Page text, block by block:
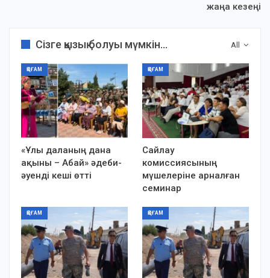
жаңа кезеңі
All
Сізге қызық болуы мүмкін...
ҚОҒАМ
«Ұлы даланың дана
ақыны – Абай» әдеби-
әуенді кеші өтті
ҚОҒАМ
Сайлау
комиссиясының
мүшелеріне арналған
семинар
ҚОҒАМ ҚОҒАМ